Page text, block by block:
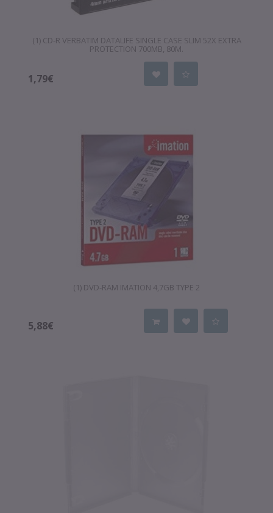
(1) CD-R VERBATIM DATALIFE SINGLE CASE SLIM 52X EXTRA
PROTECTION 700MB, 80M.
1,79€
(1) DVD-RAM IMATION 4,7GB TYPE 2
5,88€